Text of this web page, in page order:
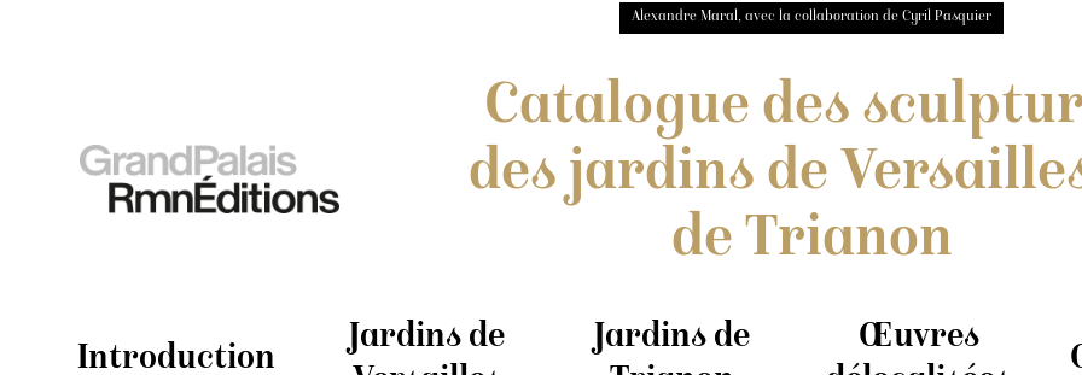
Alexandre Maral, avec la collaboration de Cyril Pasquier
Catalogue des
des jardins de
de Trianon
Introduction
Jardins de
Jardins de
Œuvres